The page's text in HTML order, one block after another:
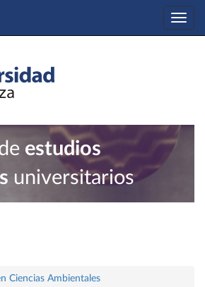
estudios
universitarios
Ciencias Ambientales